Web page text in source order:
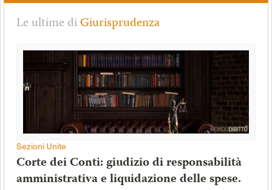
Le ultime diGiurisprudenza
Sezioni Unite
Corte dei Conti: giudizio di responsabilità
amministrativa e liquidazione delle spese.